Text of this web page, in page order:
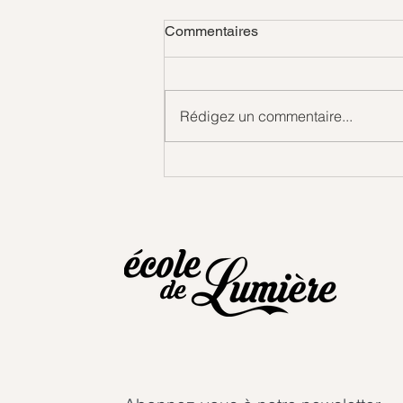
Gouttes d'amour
Commentaires
Rédigez un commentaire...